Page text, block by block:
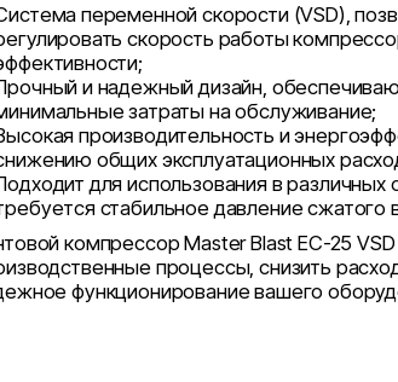
переменной скорости (VSD),
скорость работы
и надежный дизайн,
затраты на обслуживание;
производительность и
общих эксплуатационных
для использования в
стабильное давление сжатого
компрессор Master Blast EC-25
процессы, снизить
функционирование вашего